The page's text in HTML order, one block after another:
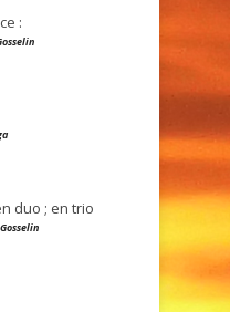
:
duo ; en trio